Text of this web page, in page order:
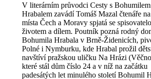
V literárním průvodci Cesty s Bohumilem
Hrabalem zavádí Tomáš Mazal čtenáře
místa Čech a Moravy spjatá se
životem a dílem. Poutník pozná rodný
Bohumila Hrabala v Brně-Židenicích,
Polné i Nymburku, kde Hrabal prožil
navštíví pražskou uličku Na Hrázi
které stál dům číslo 24 a v níž na začátku
padesátých let minulého století Bohumil